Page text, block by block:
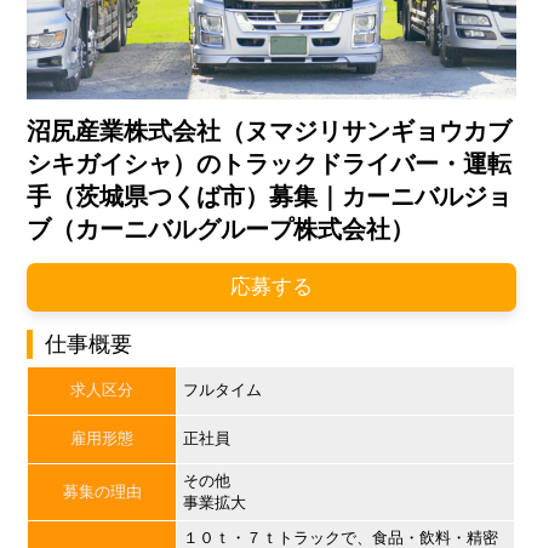
沼尻産業株式会社（ヌマジリサンギョウカブ
シキガイシャ）のトラックドライバー・運転
手（茨城県つくば市）募集｜カーニバルジョ
ブ（カーニバルグループ株式会社）
応募する
仕事概要
求人区分 フルタイム
雇用形態 正社員
募集の理由
その他
事業拡大
１０ｔ・７ｔトラックで、食品・飲料・精密